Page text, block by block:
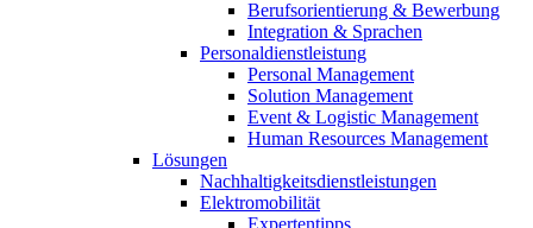
Berufsorientierung & Bewerbung
Integration & Sprachen
Personaldienstleistung
Personal Management
Solution Management
Event & Logistic Management
Human Resources Management
Lösungen
Nachhaltigkeitsdienstleistungen
Elektromobilität
Expertentipps